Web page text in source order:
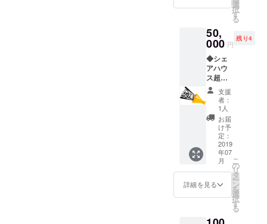
イン入
り色紙
を飾る
権利 D
シェア
ハウス
の鍋イ
ベント
参加券6
回分 ・
また感
謝の
メッ
セージ
を贈り
ます。
A4サイ
ズのビ
定して
おりま
すが、
他にご
希望あ
ればご
相談く
ださ
い。 ・
感謝の
メッ
セージ
を送り
ます。
選
択
す
る
50,
000 円
残り4
◆シェ
アハウ
ス超応
援パッ
ク ・
シェア
ハウス
の運営
を資金
的にサ
ポート
したい
という
有り難
い方向
け。 ・
ハウス
支援
者：
1人
お届
け予
定：
2019
年07
月
詳細を見る
こ
の
リ
タ
ー
ン
を
選
択
す
る